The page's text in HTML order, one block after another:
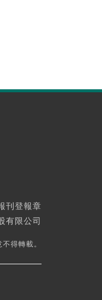
刊登報章
限公司
得轉載。